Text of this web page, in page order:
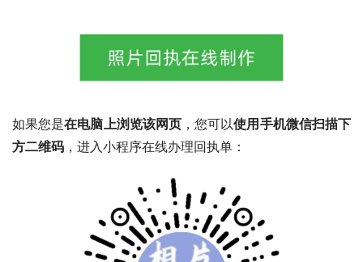
如果您是在电脑上浏览该网页 ，您可以使用手机微信扫描下
方二维码 ，进入小程序在线办理回执单：